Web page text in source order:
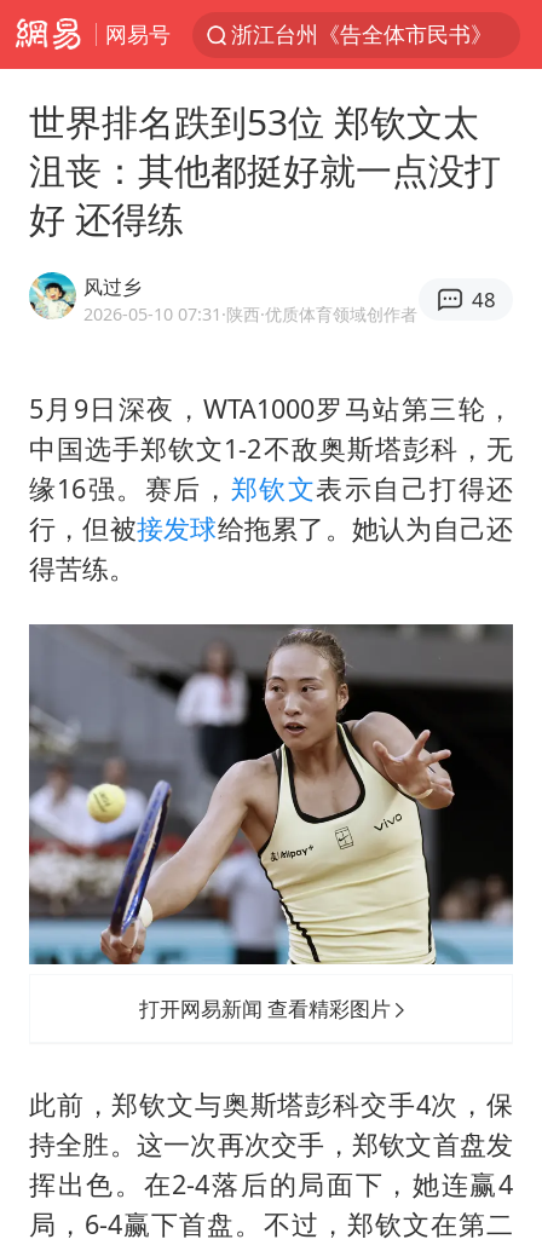
网易号
浙江台州《告全体市民书》
四川宜宾3.4级地震
网约车司机充电时猝死保险拒赔
今年第二强台风将带来多大影响
张本智和：零封向鹏不意外
22岁女生独闯南太行失联12天
“准2万亿”之城点名支持三所大学
微信新功能：你可以“撤回”你的撤回
习近平心系体育强国建设
世界排名跌到53位 郑钦文太
沮丧：其他都挺好就一点没打
好 还得练
风过乡
2026-05-10 07:31 ·陕西·优质体育领域创作者
48
5月9日深夜，WTA1000罗马站第三轮，
中国选手郑钦文1-2不敌奥斯塔彭科，无
缘16强。赛后， 郑钦文表示自己打得还
行，但被接发球给拖累了。她认为自己还
得苦练。
打开网易新闻 查看精彩图片
此前，郑钦文与奥斯塔彭科交手4次，保
持全胜。这一次再次交手，郑钦文首盘发
挥出色。在2-4落后的局面下，她连赢4
局，6-4赢下首盘。不过，郑钦文在第二